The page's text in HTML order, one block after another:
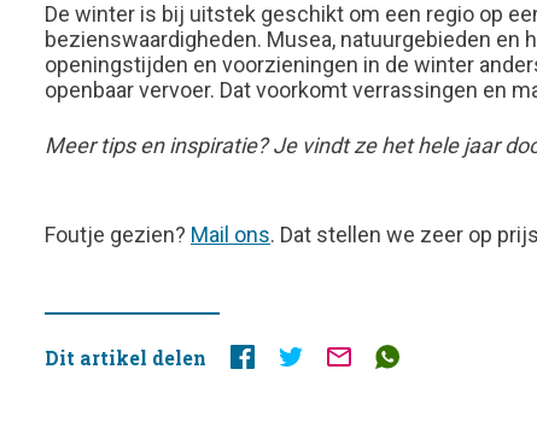
De winter is bij uitstek geschikt om een regio op
bezienswaardigheden. Musea, natuurgebieden
openingstijden en voorzieningen in de winter
openbaar vervoer. Dat voorkomt verrassingen en
Meer tips en inspiratie? Je vindt ze het hele jaar
FOUTJE
Foutje gezien? Mail ons. Dat stellen we zeer op
Dit artikel delen